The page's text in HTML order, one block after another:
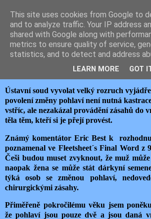
JEMELIK ZDENĚK
pondělí 13. května 2024
MUŽ V ŽENSKÉM TĚLE
Ústavní soud vyvolat velký rozruch
povolení změny pohlaví není nutná
vstříc, ale nezakázal provádění zásahů do
těla těm, kteří si je přejí provést.
Známý komentátor Eric Best k
poznamenal ve Fleetsheet´s Final Word z
Češi budou muset zvyknout, že muž
naopak žena se může stát dárkyní
týká osob se změnou pohlaví,
chirurgickými zásahy.
Přiměřeně pokročilému věku jsem
že pohlaví jsou pouze dvě a jsou daná
This site uses cookies from Google to
and to analyze traffic. Your IP address
shared with Google along with
metrics to ensure quality of service,
statistics, and to detect and address
LEARN MORE GOT